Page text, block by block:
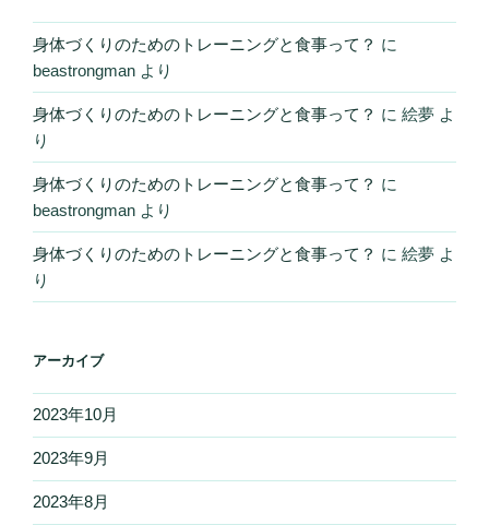
身体づくりのためのトレーニングと食事って？ に
beastrongman より
身体づくりのためのトレーニングと食事って？ に 絵夢 よ
り
身体づくりのためのトレーニングと食事って？ に
beastrongman より
身体づくりのためのトレーニングと食事って？ に 絵夢 よ
り
アーカイブ
2023年10月
2023年9月
2023年8月